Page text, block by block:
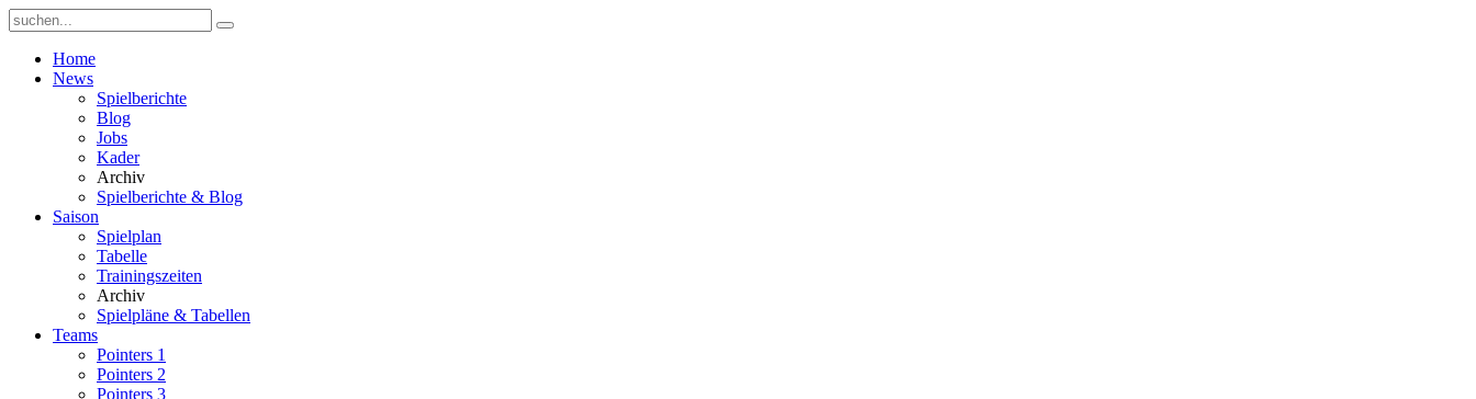
Home
News
Spielberichte
Blog
Jobs
Kader
Archiv
Spielberichte & Blog
Saison
Spielplan
Tabelle
Trainingszeiten
Archiv
Spielpläne & Tabellen
Teams
Pointers 1
Pointers 2
Pointers 3